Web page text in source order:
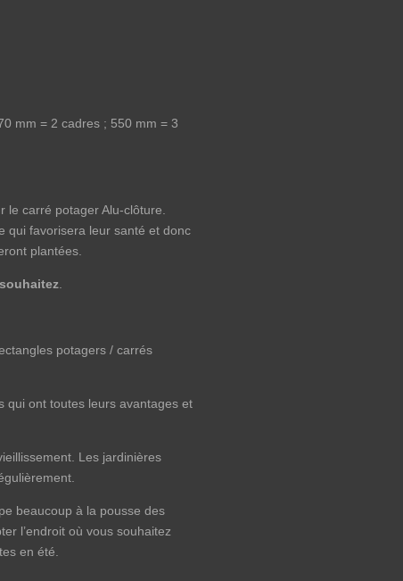
mm = 2 cadres ; 550 mm = 3
carré potager Alu-clôture.
qui favorisera leur santé et donc
plantées.
haitez
potagers / carrés
qui ont toutes leurs avantages et
Les jardinières
beaucoup à la pousse des
l’endroit où vous souhaitez
en été.